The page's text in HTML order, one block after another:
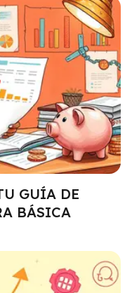
GUÍA DE
BÁSICA